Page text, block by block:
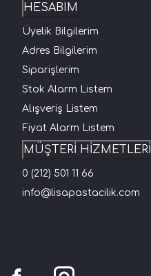
HESABIM
Üyelik Bilgilerim
Adres Bilgilerim
Siparişlerim
Stok Alarm Listem
Alışveriş Listem
Fiyat Alarm Listem
MÜŞTERİ HİZMETLERİ
0 (212) 501 11 66
info@lisapastacilik.com